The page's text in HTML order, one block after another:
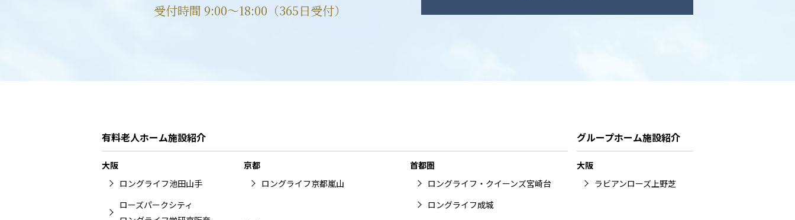
受付時間 9:00〜18:00（365日受付）
有料老人ホーム施設紹介
大阪
ロングライフ池田山手
ローズパークシティ
京都
ロングライフ京都嵐山
首都圏
ロングライフ・クイーンズ宮崎台
ロングライフ成城
グループホーム施設紹介
大阪
ラビアンローズ上野芝